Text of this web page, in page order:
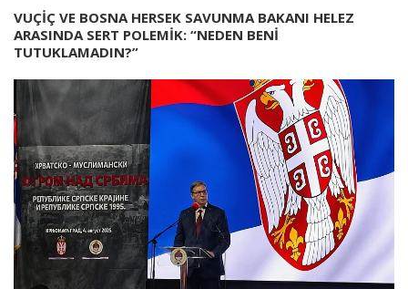
VUÇİÇ VE BOSNA HERSEK SAVUNMA BAKANI HELEZ
ARASINDA SERT POLEMİK: “NEDEN BENİ
TUTUKLAMADIN?”